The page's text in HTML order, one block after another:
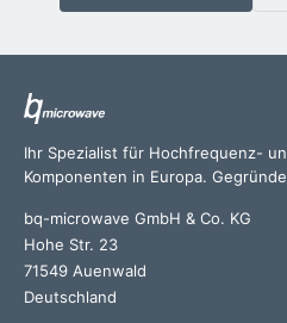
Ihr Spezialist für Hochfrequenz-
Komponenten in Europa.
bq-microwave GmbH & Co. KG
Hohe Str. 23
71549 Auenwald
Deutschland